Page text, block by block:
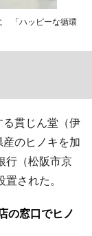
「ハッピーな循環
貫じん堂（伊
のヒノキを加
行（松阪市京
された。
の窓口でヒノ